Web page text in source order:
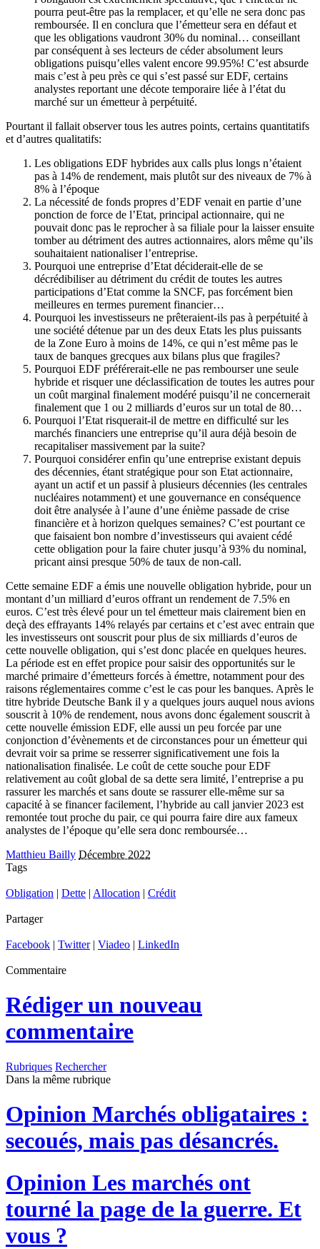
pourra peut-être pas la remplacer, et qu’elle ne sera donc pas
remboursée. Il en conclura que l’émetteur sera en défaut et
que les obligations vaudront 30% du nominal… conseillant
par conséquent à ses lecteurs de céder absolument leurs
obligations puisqu’elles valent encore 99.95%! C’est absurde
mais c’est à peu près ce qui s’est passé sur EDF, certains
analystes reportant une décote temporaire liée à l’état du
marché sur un émetteur à perpétuité.
Pourtant il fallait observer tous les autres points, certains quantitatifs
et d’autres qualitatifs:
Les obligations EDF hybrides aux calls plus longs n’étaient
pas à 14% de rendement, mais plutôt sur des niveaux de 7% à
8% à l’époque
La nécessité de fonds propres d’EDF venait en partie d’une
ponction de force de l’Etat, principal actionnaire, qui ne
pouvait donc pas le reprocher à sa filiale pour la laisser ensuite
tomber au détriment des autres actionnaires, alors même qu’ils
souhaitaient nationaliser l’entreprise.
Pourquoi une entreprise d’Etat déciderait-elle de se
décrédibiliser au détriment du crédit de toutes les autres
participations d’Etat comme la SNCF, pas forcément bien
meilleures en termes purement financier…
Pourquoi les investisseurs ne prêteraient-ils pas à perpétuité à
une société détenue par un des deux Etats les plus puissants
de la Zone Euro à moins de 14%, ce qui n’est même pas le
taux de banques grecques aux bilans plus que fragiles?
Pourquoi EDF préférerait-elle ne pas rembourser une seule
hybride et risquer une déclassification de toutes les autres pour
un coût marginal finalement modéré puisqu’il ne concernerait
finalement que 1 ou 2 milliards d’euros sur un total de 80…
Pourquoi l’Etat risquerait-il de mettre en difficulté sur les
marchés financiers une entreprise qu’il aura déjà besoin de
recapitaliser massivement par la suite?
Pourquoi considérer enfin qu’une entreprise existant depuis
des décennies, étant stratégique pour son Etat actionnaire,
ayant un actif et un passif à plusieurs décennies (les centrales
nucléaires notamment) et une gouvernance en conséquence
doit être analysée à l’aune d’une énième passade de crise
financière et à horizon quelques semaines? C’est pourtant ce
que faisaient bon nombre d’investisseurs qui avaient cédé
cette obligation pour la faire chuter jusqu’à 93% du nominal,
pricant ainsi presque 50% de taux de non-call.
Cette semaine EDF a émis une nouvelle obligation hybride, pour un
montant d’un milliard d’euros offrant un rendement de 7.5% en
euros. C’est très élevé pour un tel émetteur mais clairement bien en
deçà des effrayants 14% relayés par certains et c’est avec entrain que
les investisseurs ont souscrit pour plus de six milliards d’euros de
cette nouvelle obligation, qui s’est donc placée en quelques heures.
La période est en effet propice pour saisir des opportunités sur le
marché primaire d’émetteurs forcés à émettre, notamment pour des
raisons réglementaires comme c’est le cas pour les banques. Après le
titre hybride Deutsche Bank il y a quelques jours auquel nous avions
souscrit à 10% de rendement, nous avons donc également souscrit à
cette nouvelle émission EDF, elle aussi un peu forcée par une
conjonction d’évènements et de circonstances pour un émetteur qui
devrait voir sa prime se resserrer significativement une fois la
nationalisation finalisée. Le coût de cette souche pour EDF
relativement au coût global de sa dette sera limité, l’entreprise a pu
rassurer les marchés et sans doute se rassurer elle-même sur sa
capacité à se financer facilement, l’hybride au call janvier 2023 est
remontée tout proche du pair, ce qui pourra faire dire aux fameux
analystes de l’époque qu’elle sera donc remboursée…
Matthieu Bailly Décembre 2022
Tags
Obligation | Dette | Allocation | Crédit
Partager
Facebook | Twitter| Viadeo | LinkedIn
Commentaire
Rédiger un nouveau
commentaire
Rubriques Rechercher
Dans la même rubrique
Opinion Marchés obligataires :
secoués, mais pas désancrés.
Opinion Les marchés ont
tourné la page de la guerre. Et
vous ?